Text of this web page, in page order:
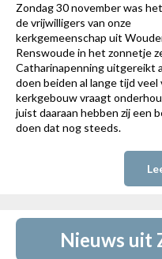
Zondag 30 november was
de vrijwilligers van onze
kerkgemeenschap uit
Renswoude in het zonnetje
Catharinapenning uitgereikt
doen beiden al lange tijd
kerkgebouw vraagt
juist daaraan hebben zij een
doen dat nog steeds.
Nieuws uit